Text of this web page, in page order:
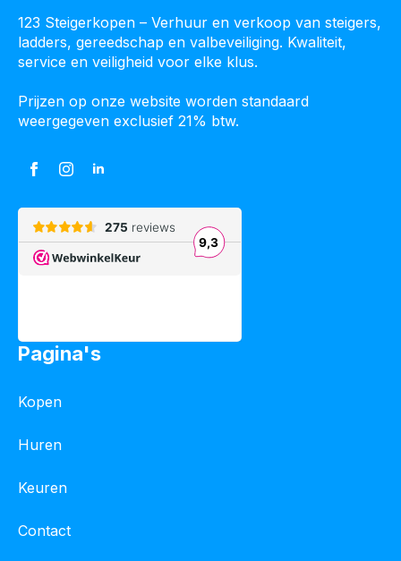
123 Steigerkopen – Verhuur en verkoop van steigers,
ladders, gereedschap en valbeveiliging. Kwaliteit,
service en veiligheid voor elke klus.
Prijzen op onze website worden standaard
weergegeven exclusief 21% btw.
Pagina's
Kopen
Huren
Keuren
Contact